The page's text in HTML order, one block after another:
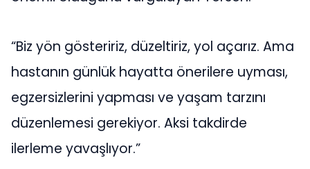
“Biz yön gösteririz, düzeltiriz, yol açarız. Ama
hastanın günlük hayatta önerilere uyması,
egzersizlerini yapması ve yaşam tarzını
düzenlemesi gerekiyor. Aksi takdirde
ilerleme yavaşlıyor.”